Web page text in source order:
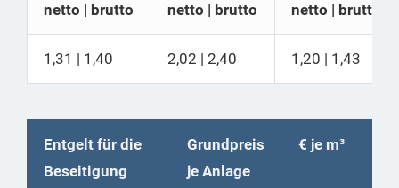
netto | brutto netto | brutto netto | brutto
1,31 | 1,40 2,02 | 2,40 1,20 | 1,43
Entgelt für die
Beseitigung
Grundpreis
je Anlage
€ je m³